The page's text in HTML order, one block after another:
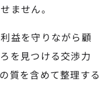
ません。
益を守りながら顧
を見つける交渉力
質を含めて整理する